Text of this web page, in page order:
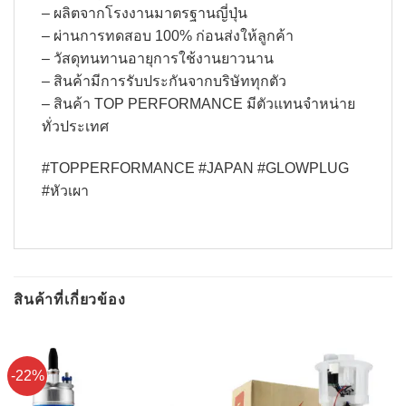
– ผลิตจากโรงงานมาตรฐานญี่ปุ่น
– ผ่านการทดสอบ 100% ก่อนส่งให้ลูกค้า
– วัสดุทนทานอายุการใช้งานยาวนาน
– สินค้ามีการรับประกันจากบริษัททุกตัว
– สินค้า TOP PERFORMANCE มีตัวแทนจำหน่าย
ทั่วประเทศ
#TOPPERFORMANCE #JAPAN #GLOWPLUG
#หัวเผา
สินค้าที่เกี่ยวข้อง
-22%